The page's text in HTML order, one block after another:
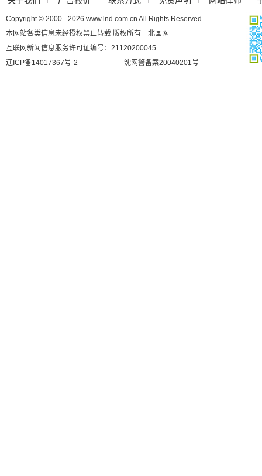
Copyright © 2000 - 2026 www.lnd.com.cn All Rights Reserved.
本网站各类信息未经授权禁止转载 版权所有 北国网
互联网新闻信息服务许可证编号：21120200045
辽ICP备14017367号-2
沈网警备案20040201号